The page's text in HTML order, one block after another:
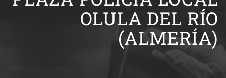
OLULA DEL RÍO
(ALMERÍA)